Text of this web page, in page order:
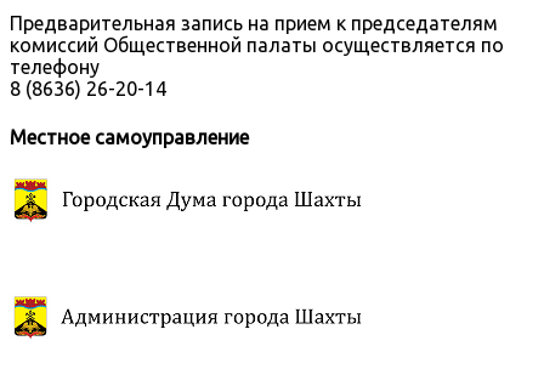
Предварительная запись на прием к председателям
комиссий Общественной палаты осуществляется по
телефону
8 (8636) 26-20-14
Местное самоуправление